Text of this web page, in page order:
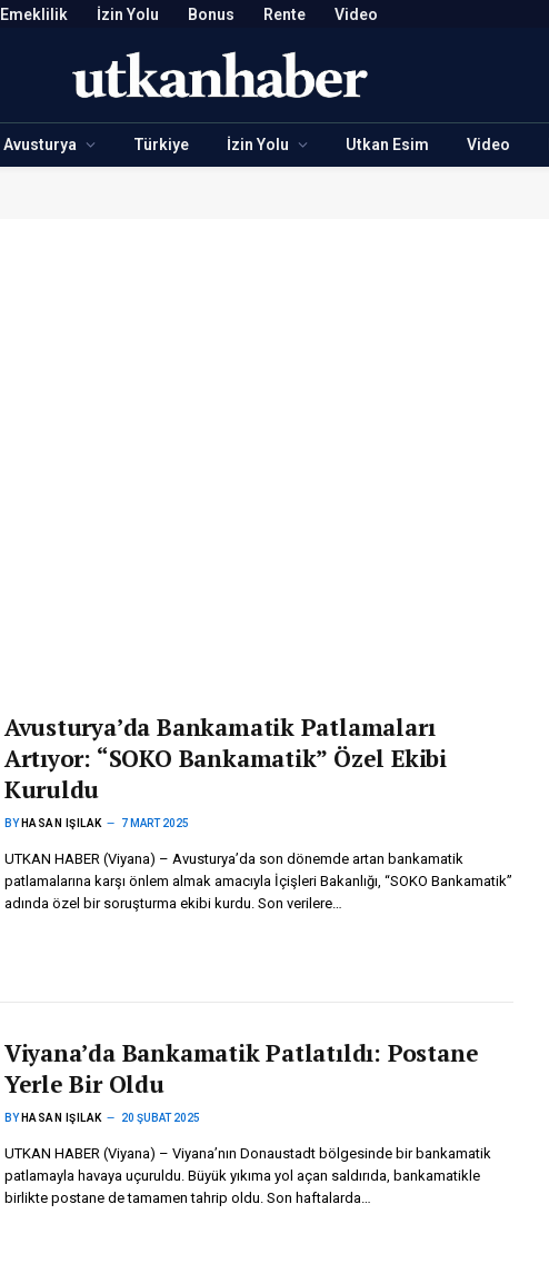
Emeklilik İzin Yolu Bonus Rente Video
Avusturya Türkiye İzin Yolu Utkan Esim Video
Avusturya’da Bankamatik Patlamaları
Artıyor: “SOKO Bankamatik” Özel Ekibi
Kuruldu
BY HASAN IŞILAK 7 MART 2025
UTKAN HABER (Viyana) – Avusturya’da son dönemde artan bankamatik
patlamalarına karşı önlem almak amacıyla İçişleri Bakanlığı, “SOKO Bankamatik”
adında özel bir soruşturma ekibi kurdu. Son verilere…
Viyana’da Bankamatik Patlatıldı: Postane
Yerle Bir Oldu
BY HASAN IŞILAK 20 ŞUBAT 2025
UTKAN HABER (Viyana) – Viyana’nın Donaustadt bölgesinde bir bankamatik
patlamayla havaya uçuruldu. Büyük yıkıma yol açan saldırıda, bankamatikle
birlikte postane de tamamen tahrip oldu. Son haftalarda…